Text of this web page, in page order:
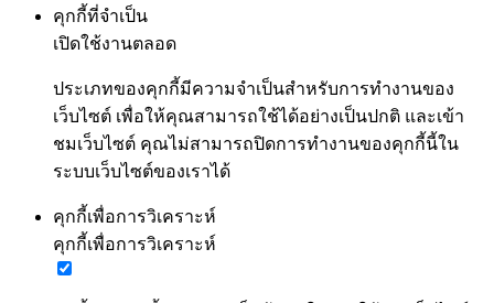
คุกกี้ที่จำเป็น
เปิดใช้งานตลอด
ประเภทของคุกกี้มีความจำเป็นสำหรับการทำงานของ
เว็บไซต์ เพื่อให้คุณสามารถใช้ได้อย่างเป็นปกติ และเข้า
ชมเว็บไซต์ คุณไม่สามารถปิดการทำงานของคุกกี้นี้ใน
ระบบเว็บไซต์ของเราได้
คุกกี้เพื่อการวิเคราะห์
คุกกี้เพื่อการวิเคราะห์